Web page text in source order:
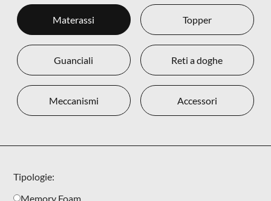
Materassi Topper
Guanciali Reti a doghe
Meccanismi Accessori
Tipologie:
Memory Foam